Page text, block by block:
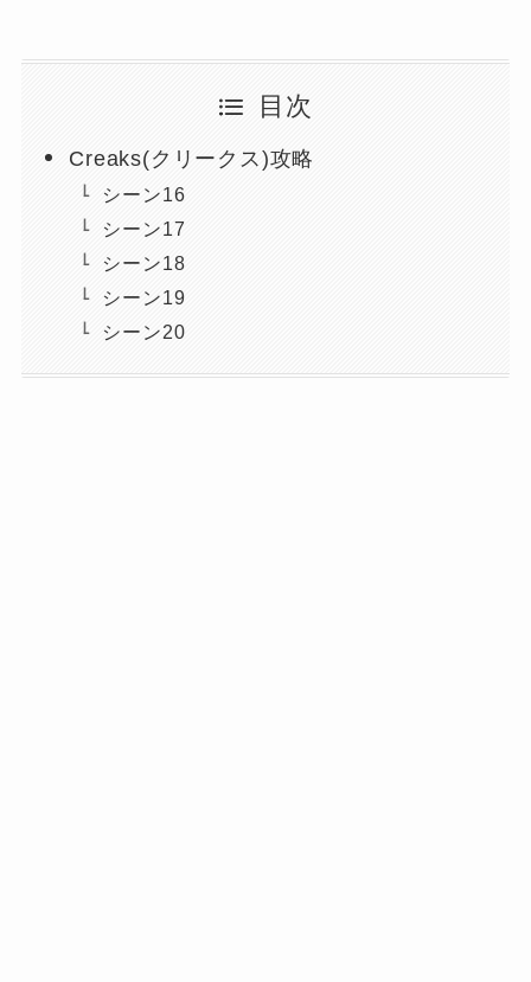
目次
Creaks(クリークス)攻略
シーン16
シーン17
シーン18
シーン19
シーン20